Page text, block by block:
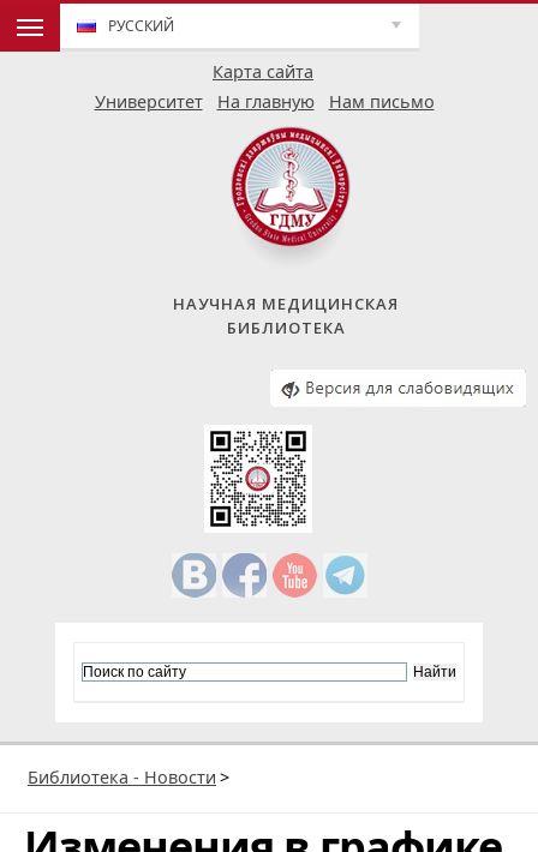
Карта сайта
РУССКИЙ
Университет На главную Нам письмо
НАУЧНАЯ МЕДИЦИНСКАЯ
БИБЛИОТЕКА
Библиотека - Новости >